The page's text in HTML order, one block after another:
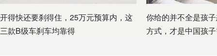
开得快还要刹得住，25万元预算内，这
三款B级车刹车均靠得
你给的并不全是孩
方式，才是中国孩